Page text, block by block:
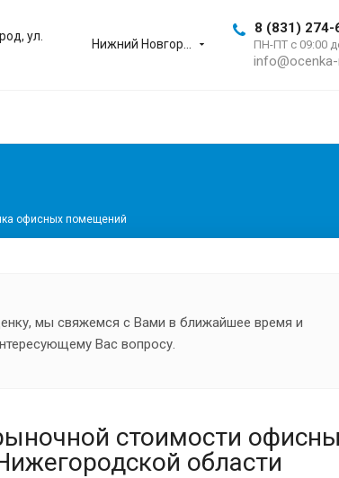
Нижний Новгород
8 (831) 274-
ПН-ПТ с 09:00
ул.
офисных помещений
мы свяжемся с Вами в ближайшее время и
Вас вопросу.
стоимости
области